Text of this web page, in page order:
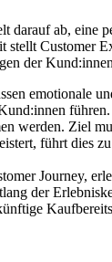
ab,
Customer
der
emotionale
werden. Ziel
führt dies
Journey,
der